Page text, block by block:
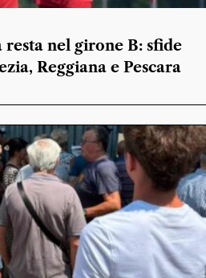
resta nel girone B: sfide
Reggiana e Pescara